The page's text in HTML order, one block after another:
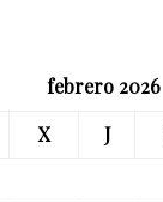
febrero 2026
X J